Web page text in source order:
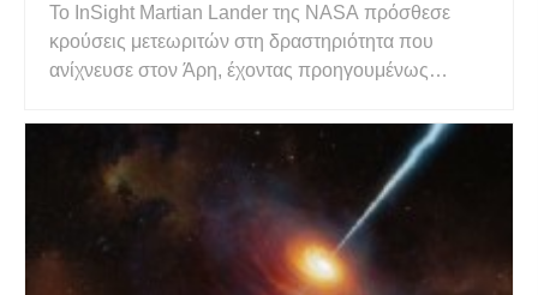
Το InSight Martian Lander της NASA πρόσθεσε
κρούσεις μετεωριτών στη δραστηριότητα που
ανίχνευσε στον Άρη, έχοντας προηγουμένως
προκαλούνται από την ψύξη του εσωτερικού του
Άρη και το ηφαιστειακό κτίριο. Αν και οι διαστημικοί
βράχοι που προσγειώθηκαν κοντά ήταν